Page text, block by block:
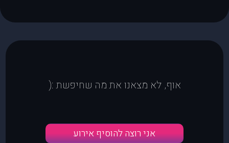
אוף, לא מצאנו את מה שחיפשת :(
אני רוצה להוסיף אירוע